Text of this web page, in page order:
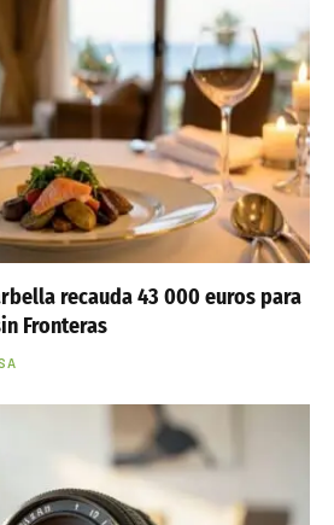
recauda 43 000 euros para
Fronteras